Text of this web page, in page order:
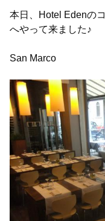
本日、Hotel Edenの
へやって来ました♪
San Marco